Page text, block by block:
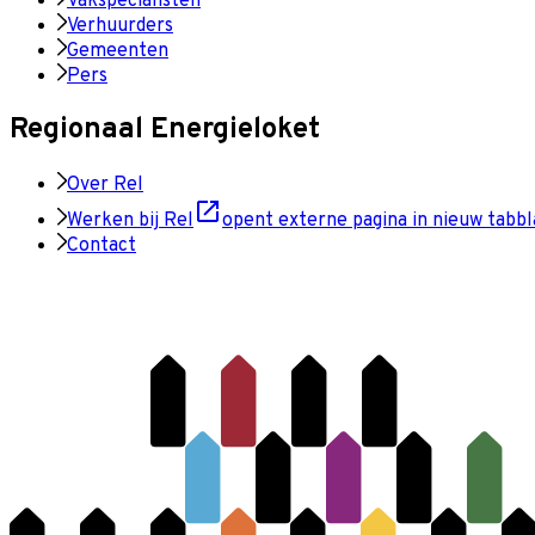
Verhuurders
Gemeenten
Pers
Regionaal Energieloket
Over Rel
Werken bij Rel
opent externe pagina in nieuw
Contact